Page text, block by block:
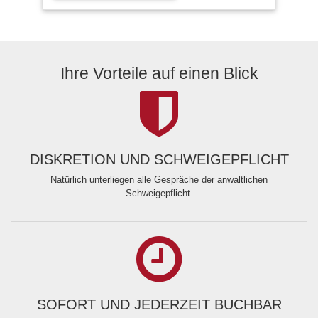
Ihre Vorteile auf einen Blick
DISKRETION UND SCHWEIGEPFLICHT
Natürlich unterliegen alle Gespräche der anwaltlichen
Schweigepflicht.
SOFORT UND JEDERZEIT BUCHBAR